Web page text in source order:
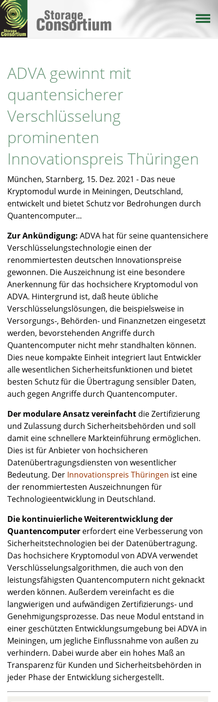
Direkt
zum
Inhalt
ADVA gewinnt mit
quantensicherer
Verschlüsselung
prominenten
Innovationspreis Thüringen
München, Starnberg, 15. Dez. 2021 - Das neue
Kryptomodul wurde in Meiningen, Deutschland,
entwickelt und bietet Schutz vor Bedrohungen durch
Quantencomputer...
Zur Ankündigung: ADVA hat für seine quantensichere
Verschlüsselungstechnologie einen der
renommiertesten deutschen Innovationspreise
gewonnen. Die Auszeichnung ist eine besondere
Anerkennung für das hochsichere Kryptomodul von
ADVA. Hintergrund ist, daß heute übliche
Verschlüsselungslösungen, die beispielsweise in
Versorgungs-, Behörden- und Finanznetzen eingesetzt
werden, bevorstehenden Angriffe durch
Quantencomputer nicht mehr standhalten können.
Dies neue kompakte Einheit integriert laut Entwickler
alle wesentlichen Sicherheitsfunktionen und bietet
besten Schutz für die Übertragung sensibler Daten,
auch gegen Angriffe durch Quantencomputer.
Der modulare Ansatz vereinfacht die Zertifizierung
und Zulassung durch Sicherheitsbehörden und soll
damit eine schnellere Markteinführung ermöglichen.
Dies ist für Anbieter von hochsicheren
Datenübertragungsdiensten von wesentlicher
Bedeutung. Der Innovationspreis Thüringen ist eine
der renommiertesten Auszeichnungen für
Technologieentwicklung in Deutschland.
Die kontinuierliche Weiterentwicklung der
Quantencomputer erfordert eine Verbesserung von
Sicherheitstechnologien bei der Datenübertragung.
Das hochsichere Kryptomodul von ADVA verwendet
Verschlüsselungsalgorithmen, die auch von den
leistungsfähigsten Quantencomputern nicht geknackt
werden können. Außerdem vereinfacht es die
langwierigen und aufwändigen Zertifizierungs- und
Genehmigungsprozesse. Das neue Modul entstand in
einer geschützten Entwicklungsumgebung bei ADVA in
Meiningen, um jegliche Einflussnahme von außen zu
verhindern. Dabei wurde aber ein hohes Maß an
Transparenz für Kunden und Sicherheitsbehörden in
jeder Phase der Entwicklung sichergestellt.